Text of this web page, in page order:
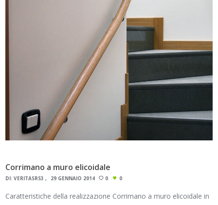
Corrimano a muro elicoidale
DI:VERITASRS3 29 GENNAIO 2014 0 0
Caratteristiche della realizzazione Corrimano a muro elicoidale in